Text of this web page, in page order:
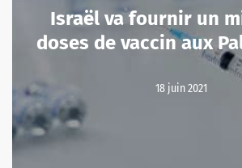
Israël va fournir un
doses de vaccin aux
18 juin 2021